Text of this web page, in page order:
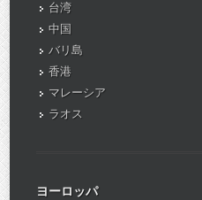
台湾
中国
バリ島
香港
マレーシア
ラオス
ヨーロッパ